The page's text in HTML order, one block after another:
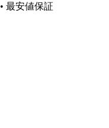
最安値保証